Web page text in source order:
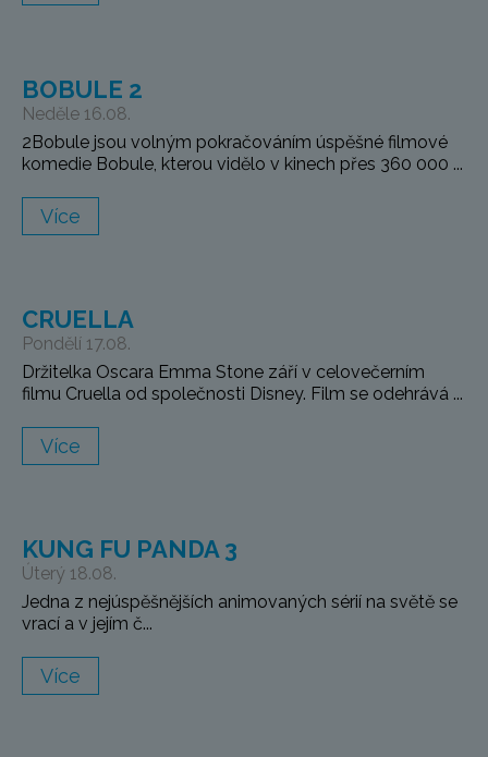
BOBULE 2
Neděle 16.08.
2Bobule jsou volným pokračováním úspěšné filmové
komedie Bobule, kterou vidělo v kinech přes 360 000 ...
Více
CRUELLA
Pondělí 17.08.
Držitelka Oscara Emma Stone září v celovečerním
filmu Cruella od společnosti Disney. Film se odehrává ...
Více
KUNG FU PANDA 3
Úterý 18.08.
Jedna z nejúspěšnějších animovaných sérií na světě se
vrací a v jejím č...
Více